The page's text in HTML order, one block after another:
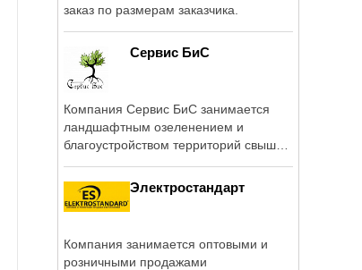
заказ по размерам заказчика.
Сервис БиС
Компания Сервис БиС занимается
ландшафтным озеленением и
благоустройством территорий свыше
Электростандарт
Компания занимается оптовыми и
розничными продажами